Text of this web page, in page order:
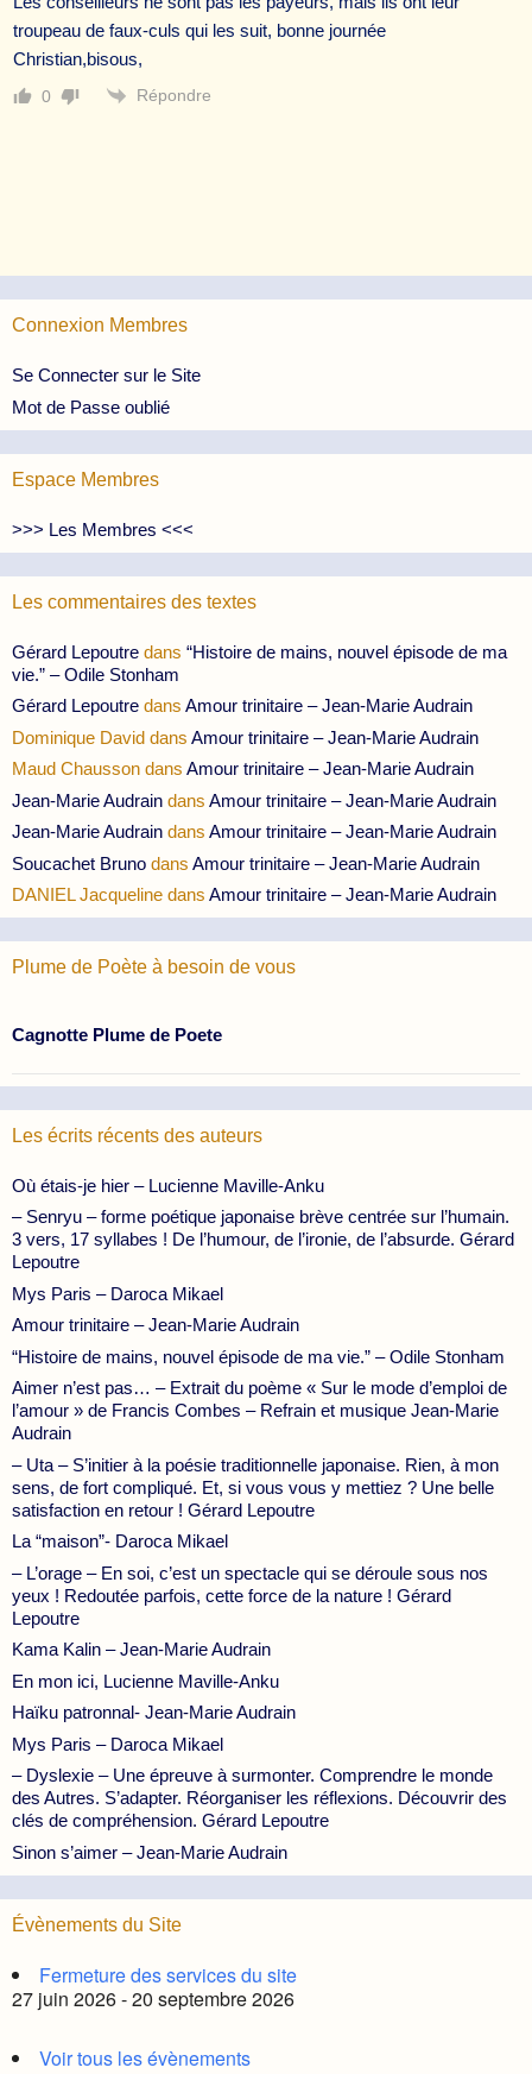
troupeau de faux-culs qui les suit, bonne journée
Christian,bisous,
0 Répondre
Connexion Membres
Se Connecter sur le Site
Mot de Passe oublié
Espace Membres
>>> Les Membres <<<
Les commentaires des textes
Gérard Lepoutre dans “Histoire de mains, nouvel épisode de ma
vie.” – Odile Stonham
Gérard Lepoutre dans Amour trinitaire – Jean-Marie Audrain
Dominique David dans Amour trinitaire – Jean-Marie Audrain
Maud Chausson dans Amour trinitaire – Jean-Marie Audrain
Jean-Marie Audrain dans Amour trinitaire – Jean-Marie Audrain
Jean-Marie Audrain dans Amour trinitaire – Jean-Marie Audrain
Soucachet Bruno dans Amour trinitaire – Jean-Marie Audrain
DANIEL Jacqueline dans Amour trinitaire – Jean-Marie Audrain
Plume de Poète à besoin de vous
Cagnotte Plume de Poete
Les écrits récents des auteurs
Où étais-je hier – Lucienne Maville-Anku
– Senryu – forme poétique japonaise brève centrée sur l’humain.
3 vers, 17 syllabes ! De l’humour, de l’ironie, de l’absurde. Gérard
Lepoutre
Mys Paris – Daroca Mikael
Amour trinitaire – Jean-Marie Audrain
“Histoire de mains, nouvel épisode de ma vie.” – Odile Stonham
Aimer n’est pas… – Extrait du poème « Sur le mode d’emploi de
l’amour » de Francis Combes – Refrain et musique Jean-Marie
Audrain
– Uta – S’initier à la poésie traditionnelle japonaise. Rien, à mon
sens, de fort compliqué. Et, si vous vous y mettiez ? Une belle
satisfaction en retour ! Gérard Lepoutre
La “maison”- Daroca Mikael
– L’orage – En soi, c’est un spectacle qui se déroule sous nos
yeux ! Redoutée parfois, cette force de la nature ! Gérard
Lepoutre
Kama Kalin – Jean-Marie Audrain
En mon ici, Lucienne Maville-Anku
Haïku patronnal- Jean-Marie Audrain
Mys Paris – Daroca Mikael
– Dyslexie – Une épreuve à surmonter. Comprendre le monde
des Autres. S’adapter. Réorganiser les réflexions. Découvrir des
clés de compréhension. Gérard Lepoutre
Sinon s’aimer – Jean-Marie Audrain
Évènements du Site
Fermeture des services du site
27 juin 2026 - 20 septembre 2026
Voir tous les évènements